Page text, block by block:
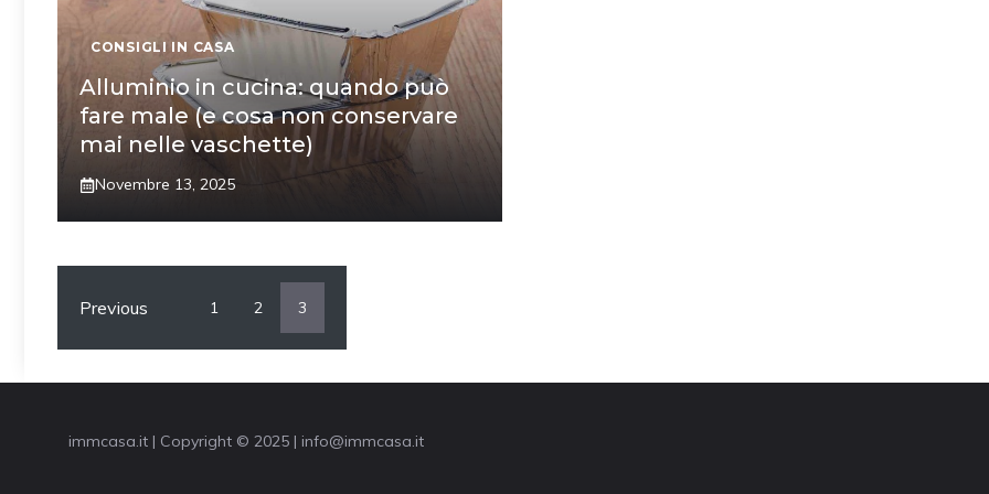
CONSIGLI IN CASA
Alluminio in cucina: quando può
fare male (e cosa non conservare
mai nelle vaschette)
Novembre 13, 2025
Previous 1 2 3
immcasa.it | Copyright © 2025 | info@immcasa.it